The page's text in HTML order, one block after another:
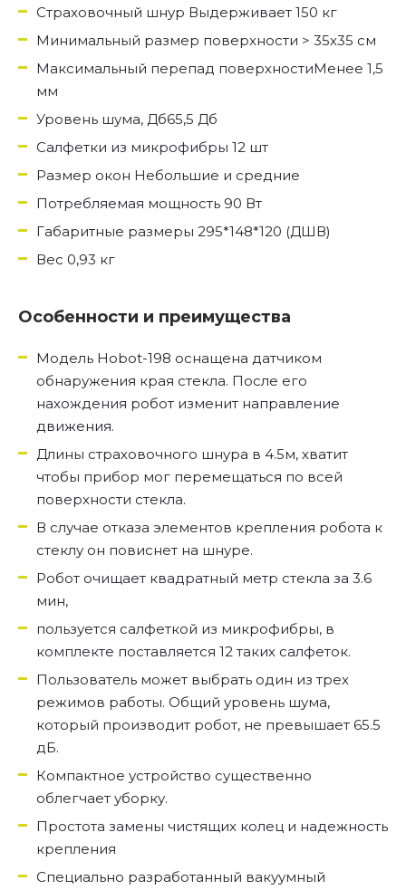
Страховочный шнур Выдерживает 150 кг
Минимальный размер поверхности > 35х35 см
Максимальный перепад поверхностиМенее 1,5
мм
Уровень шума, Дб65,5 Дб
Салфетки из микрофибры 12 шт
Размер окон Небольшие и средние
Потребляемая мощность 90 Вт
Габаритные размеры 295*148*120 (ДШВ)
Вес 0,93 кг
Особенности и преимущества
Модель Hobot-198 оснащена датчиком
обнаружения края стекла. После его
нахождения робот изменит направление
движения.
Длины страховочного шнура в 4.5м, хватит
чтобы прибор мог перемещаться по всей
поверхности стекла.
В случае отказа элементов крепления робота к
стеклу он повиснет на шнуре.
Робот очищает квадратный метр стекла за 3.6
мин,
пользуется салфеткой из микрофибры, в
комплекте поставляется 12 таких салфеток.
Пользователь может выбрать один из трех
режимов работы. Общий уровень шума,
который производит робот, не превышает 65.5
дБ.
Компактное устройство существенно
облегчает уборку.
Простота замены чистящих колец и надежность
крепления
Специально разработанный вакуумный